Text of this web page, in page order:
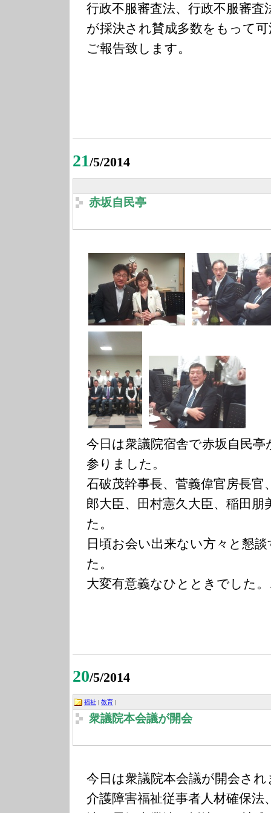
行政不服審査法、行政不服審査
が採決され賛成多数をもって
ご報告致します。
21/5/2014
赤坂自民亭
今日は衆議院宿舎で赤坂自民
参りました。
石破茂幹事長、菅義偉官房長官
郎大臣、田村憲久大臣、稲田
た。
日頃お会い出来ない方々と懇
た。
大変有意義なひとときでした
20/5/2014
福祉 | 教育 |
衆議院本会議が開会
今日は衆議院本会議が開会さ
介護障害福祉従事者人材確保法